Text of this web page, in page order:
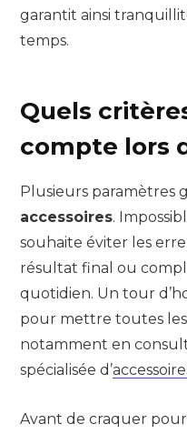
garantit ainsi
temps.
Quels
compte lors
Plusieurs paramètres
accessoires.
souhaite éviter les
résultat final ou
quotidien. Un tour
pour mettre toutes
notamment en
spécialisée d’
Avant de craquer